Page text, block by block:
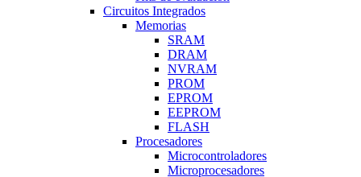
Circuitos Integrados
Memorias
SRAM
DRAM
NVRAM
PROM
EPROM
EEPROM
FLASH
Procesadores
Microcontroladores
Microprocesadores